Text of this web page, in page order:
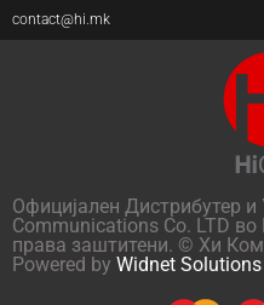
contact@hi.mk
Официјален Дистрибутер
Communications Co. LTD
права заштитени. © Хи
Powered by Widnet Solutions